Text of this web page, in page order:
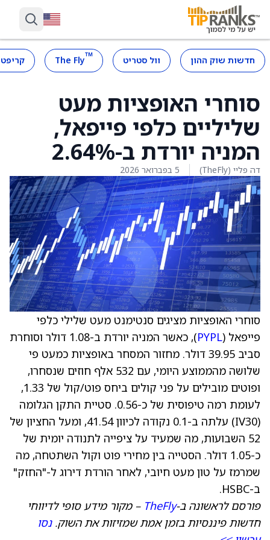
חדשות שוק ההון וול סטריט ™
The Fly
סוחרי האופציות מעט
שליליים כלפי פייפאל,
המניה יורדת ב-2.64%
דה פליי (TheFly) 5 בפברואר 2026
סוחרי האופציות מציגים סנטימנט מעט שלילי כלפי
פייפאל (PYPL
), כאשר המניה יורדת ב-1.08 דולר וסוחרת
סביב 39.95 דולר. מחזור המסחר באופציות כמעט פי
שלושה מהממוצע היומי, עם 532 אלף חוזים שנסחרו,
ופוטים מובילים על פני קולים ביחס פוט/קול של 1.33,
לעומת רמה טיפוסית של כ-0.56. סטיית התקן הגלומה
(IV30) עלתה ב-0.1 נקודה לכיוון 41.54, ומעל החציון של
52 השבועות, מה שמעיד על ציפייה לתנודה יומית של
כ-1.05 דולר. הסטייה בין מחירי פוט וקול השתטחה, מה
שמרמז על טון מעט חיובי, לאחר הורדת דירוג ל-"החזק"
ב-HSBC.
פורסם לראשונה ב-TheFly – מקור מידע סופי לדיווחי
חדשות פיננסיות בזמן אמת שמזיזות את השוק.נסו